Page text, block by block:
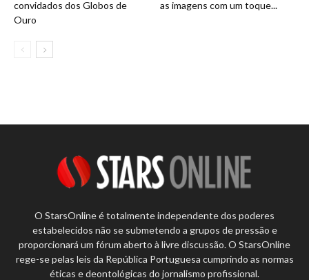
convidados dos Globos de
Ouro
as imagens com um toque...
O StarsOnline é totalmente independente dos poderes
estabelecidos não se submetendo a grupos de pressão e
proporcionará um fórum aberto à livre discussão. O StarsOnline
rege-se pelas leis da República Portuguesa cumprindo as normas
éticas e deontológicas do jornalismo profissional.